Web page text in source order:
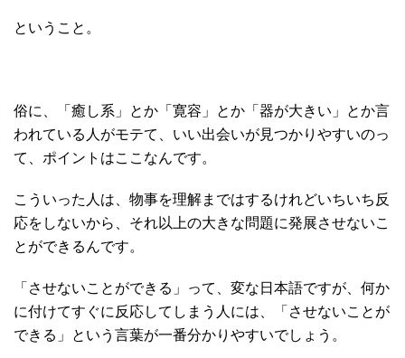
ということ。
俗に、「癒し系」とか「寛容」とか「器が大きい」とか言
われている人がモテて、いい出会いが見つかりやすいのっ
て、ポイントはここなんです。
こういった人は、物事を理解まではするけれどいちいち反
応をしないから、それ以上の大きな問題に発展させないこ
とができるんです。
「させないことができる」って、変な日本語ですが、何か
に付けてすぐに反応してしまう人には、「させないことが
できる」という言葉が一番分かりやすいでしょう。